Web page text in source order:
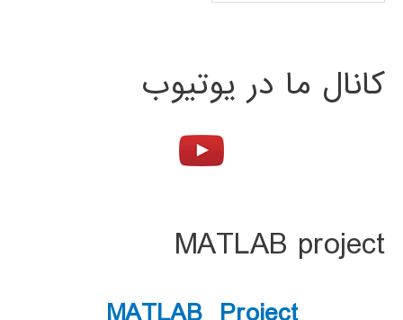
کانال ما در یوتیوب
MATLAB project